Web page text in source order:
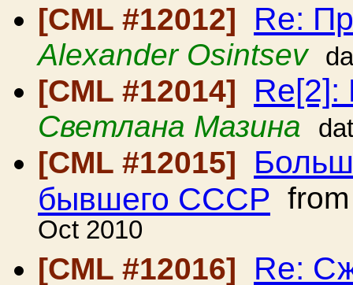
[CML #12012] Re:
Alexander Osintsev
[CML #12014] Re[2]:
Светлана Мазина
[CML #12015]
бывшего СССР
Oct 2010
[CML #12016]
Re: